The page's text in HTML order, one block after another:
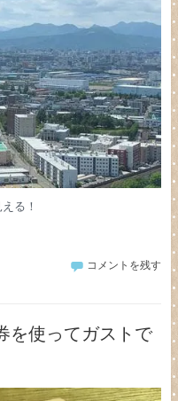
る！
コメントを残す
を使ってガストで